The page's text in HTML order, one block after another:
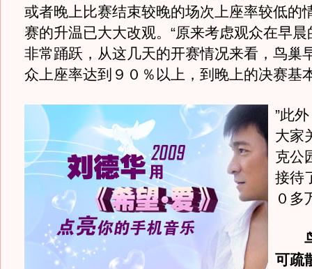
或者晚上比赛结束较晚的场次上座率较低的
赛的升温已大大改观。“原来考虑观众在早
非常踊跃，从这几天的开赛情况来看，鸟巢
众上座率达到９０％以上，到晚上的决赛基
”此
大家
克公
接待
０多
可疏